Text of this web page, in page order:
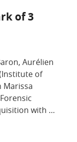
of 3
Aurélien
of
Marissa
with …